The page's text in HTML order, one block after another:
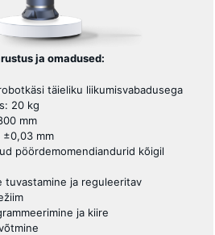
ja omadused:
täieliku liikumisvabadusega
20 kg
mm
±0,03 mm
pöördemomendiandurid kõigil
tuvastamine ja reguleeritav
ja kiire